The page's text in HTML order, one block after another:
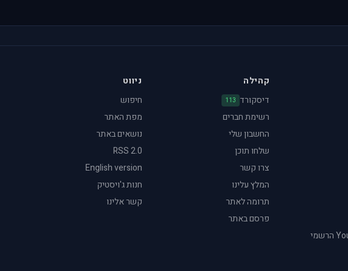
קהילה
דיסקורד 113
רשימת חברים
החשבון שלי
שלחו תוכן
צרו קשר
המלץ עלינו
תרומה לאתר
פרסם באתר
ניווט
חיפוש
מפת האתר
נושאים באתר
RSS 2.0
English version
חנות ג'ויסטיק
קשר אלינו